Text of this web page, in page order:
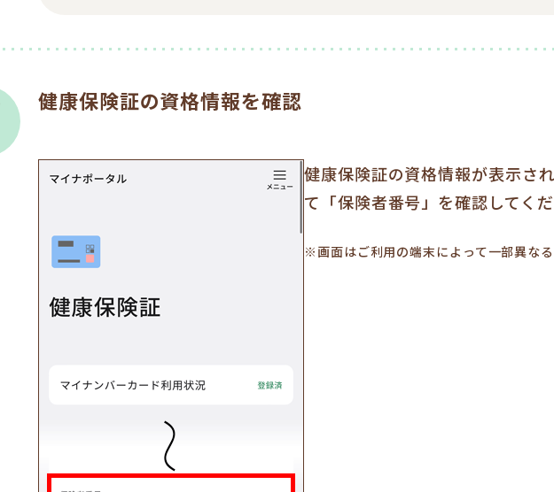
健康保険証の資格情報を確認
健康保険証の資格情報が表示さ
て「保険者番号」を確認してく
※画面はご利用の端末によって一部異な